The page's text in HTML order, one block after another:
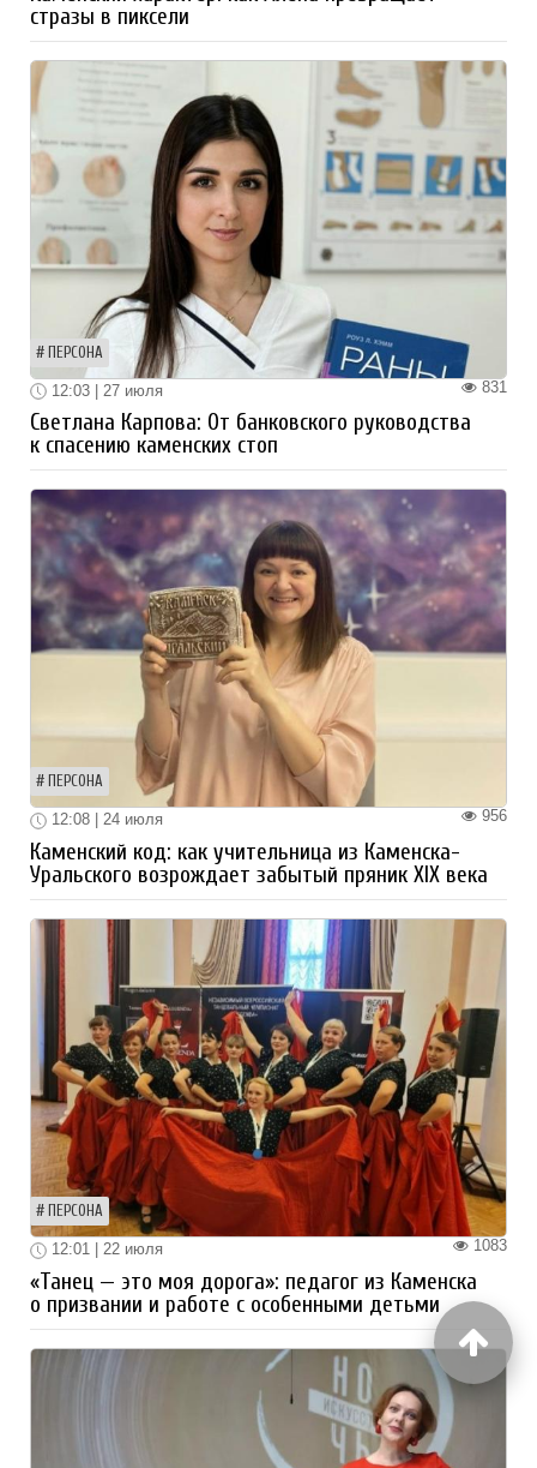
стразы в пиксели
ПЕРСОНА
831
12:03 | 27 июля
Светлана Карпова: От банковского руководства
к спасению каменских стоп
ПЕРСОНА
956
12:08 | 24 июля
Каменский код: как учительница из Каменска-
Уральского возрождает забытый пряник XIX века
ПЕРСОНА
1083
12:01 | 22 июля
«Танец — это моя дорога»: педагог из Каменска
о призвании и работе с особенными детьми